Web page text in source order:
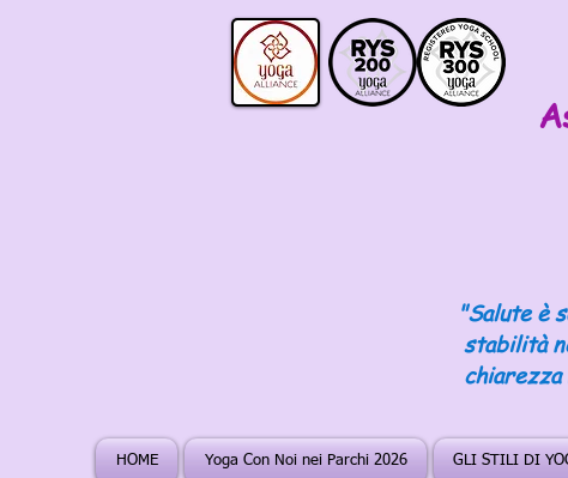
"Salute è
stabilità
HOME Yoga Con Noi nei Parchi 2026 GLI STILI DI